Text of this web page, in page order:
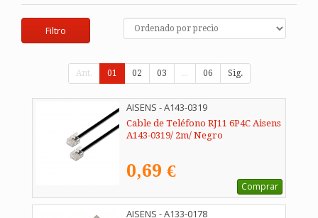
Filtro
Ant. 01 02 03 ... 06 Sig.
AISENS - A143-0319
Cable de Teléfono RJ11 6P4C Aisens
A143-0319/ 2m/ Negro
0,69 €
Comprar
AISENS - A133-0178